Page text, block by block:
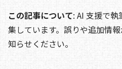
この記事について: AI 支援で
集しています。誤りや追加情
知らせください。